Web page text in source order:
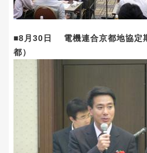
■8月30日 電機連合京都地協定
都）